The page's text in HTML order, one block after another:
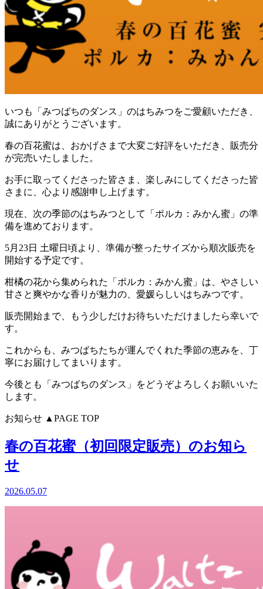
いつも「みつばちのダンス」のはちみつをご愛顧いただき、
誠にありがとうございます。
春の百花蜜は、おかげさまで大変ご好評をいただき、販売分
が完売いたしました。
お手に取ってくださった皆さま、楽しみにしてくださった皆
さまに、心より感謝申し上げます。
現在、次の季節のはちみつとして「ポルカ：みかん蜜」の準
備を進めております。
5月23日 土曜日頃より、準備が整ったサイズから順次販売を
開始する予定です。
柑橘の花から集められた「ポルカ：みかん蜜」は、やさしい
甘さと爽やかな香りが魅力の、愛媛らしいはちみつです。
販売開始まで、もう少しだけお待ちいただけましたら幸いで
す。
これからも、みつばちたちが運んでくれた季節の恵みを、丁
寧にお届けしてまいります。
今後とも「みつばちのダンス」をどうぞよろしくお願いいた
します。
お知らせ ▲PAGE TOP
春の百花蜜（初回限定販売）のお知ら
せ
2026.05.07